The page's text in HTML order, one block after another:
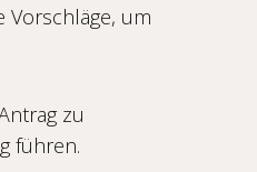
Vorschläge, um
zu
führen.